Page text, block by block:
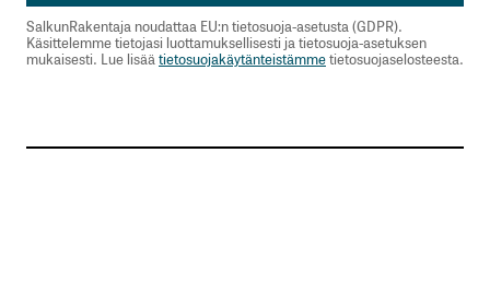
SalkunRakentaja noudattaa EU:n tietosuoja-asetusta (GDPR).
Käsittelemme tietojasi luottamuksellisesti ja tietosuoja-asetuksen
mukaisesti. Lue lisää tietosuojakäytänteistämmetietosuojaselosteesta.